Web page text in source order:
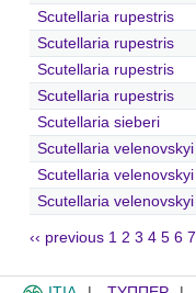
Scutellaria rupestris
Scutellaria rupestris
Scutellaria rupestris
Scutellaria rupestris
Scutellaria sieberi
Scutellaria velenovskyi
Scutellaria velenovskyi
Scutellaria velenovskyi
‹‹ previous 1 2 3 4 5 6 7